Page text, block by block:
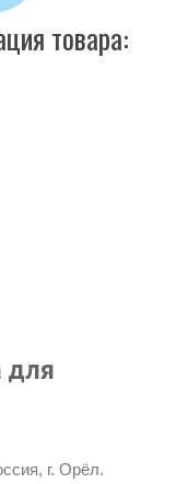
товара:
для
г. Орёл.